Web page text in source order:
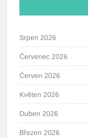
Srpen 2026
Červenec 2026
Červen 2026
Květen 2026
Duben 2026
Březen 2026